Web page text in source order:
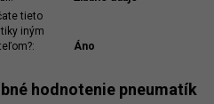
tieto
iným
Áno
hodnotenie pneumatík